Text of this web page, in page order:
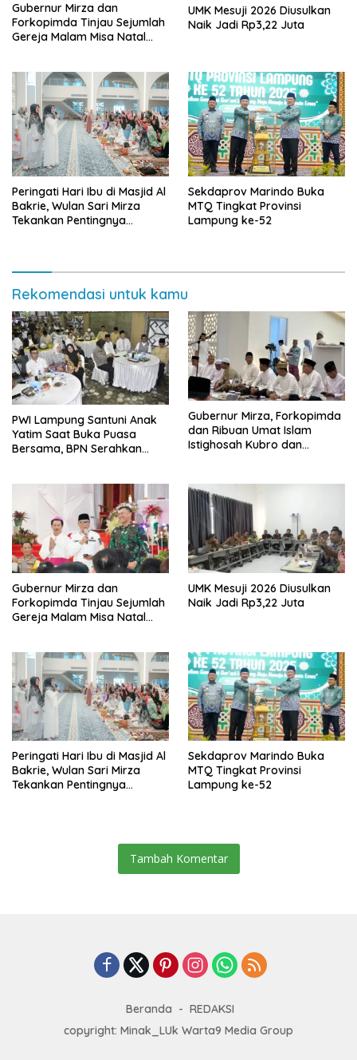
Gubernur Mirza dan
Forkopimda Tinjau Sejumlah
Gereja Malam Misa Natal
UMK Mesuji 2026 Diusulkan
Naik Jadi Rp3,22 Juta
Peringati Hari Ibu di Masjid Al
Bakrie, Wulan Sari Mirza
Tekankan Pentingnya
Sekdaprov Marindo Buka
MTQ Tingkat Provinsi
Lampung ke-52
Rekomendasi untuk kamu
PWI Lampung Santuni Anak
Yatim Saat Buka Puasa
Bersama, BPN Serahkan
Gubernur Mirza, Forkopimda
dan Ribuan Umat Islam
Istighosah Kubro dan
Gubernur Mirza dan
Forkopimda Tinjau Sejumlah
Gereja Malam Misa Natal
UMK Mesuji 2026 Diusulkan
Naik Jadi Rp3,22 Juta
Peringati Hari Ibu di Masjid Al
Bakrie, Wulan Sari Mirza
Tekankan Pentingnya
Sekdaprov Marindo Buka
MTQ Tingkat Provinsi
Lampung ke-52
Tambah Komentar
Beranda
REDAKSI
copyright: Minak_LUk Warta9 Media Group